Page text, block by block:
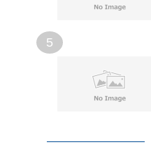
5